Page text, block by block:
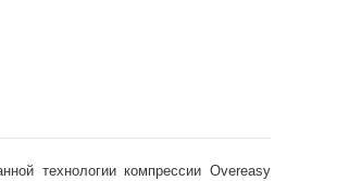
технологии компрессии Overeasy